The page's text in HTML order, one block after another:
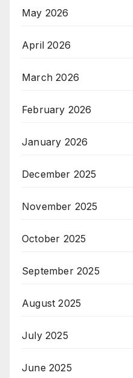
May 2026
April 2026
March 2026
February 2026
January 2026
December 2025
November 2025
October 2025
September 2025
August 2025
July 2025
June 2025